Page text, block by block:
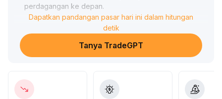
perdagangan ke depan.
Jika terjadi penembusan resistance tertinggi
sebelumnya dengan volume tinggi, dapat
dipertimbangkan untuk menambah posisi bertahap
Target awal direkomendasikan pada area tinggi
32
Jika tidak didukung oleh volume atau harga menembus
Dapatkan pandangan pasar hari ini dalam hitungan
detik
Tanya TradeGPT